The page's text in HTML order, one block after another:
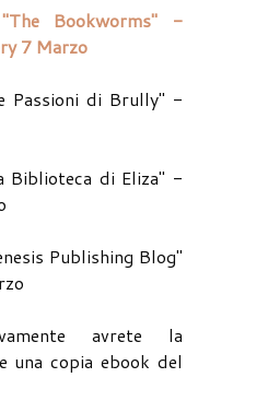
Bookworms" -
7 Marzo
Passioni di Brully" -
Biblioteca di Eliza" -
Publishing Blog"
avrete la
una copia ebook del